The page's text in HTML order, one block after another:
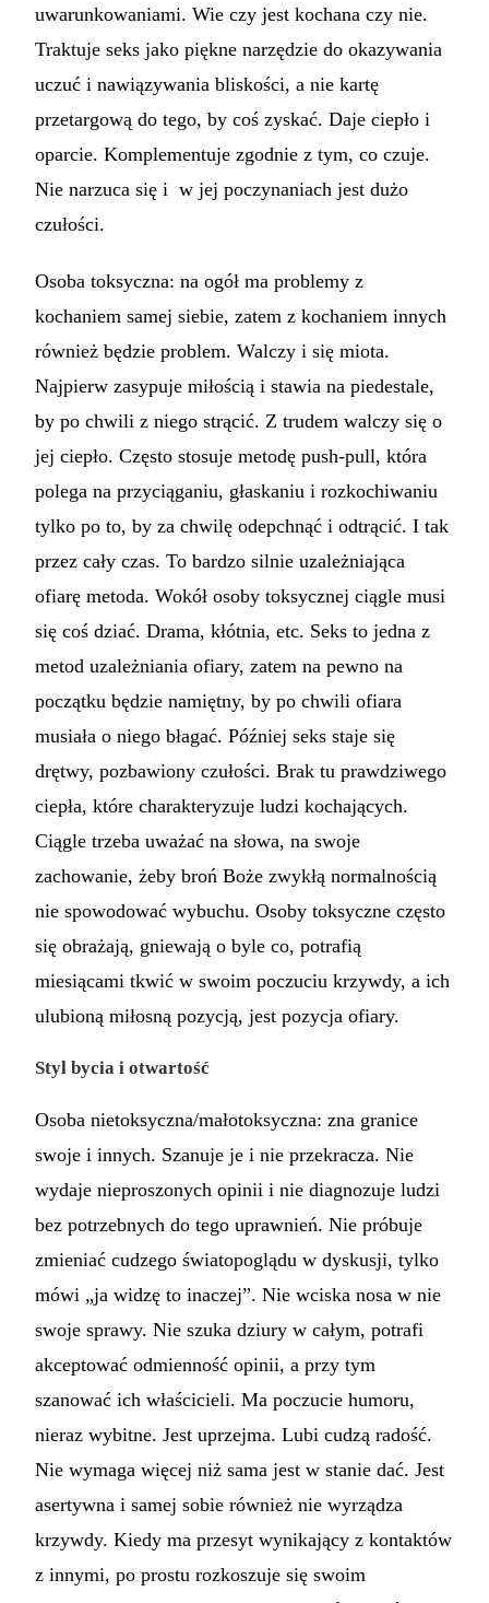
uwarunkowaniami. Wie czy jest kochana czy nie.
Traktuje seks jako piękne narzędzie do okazywania
uczuć i nawiązywania bliskości, a nie kartę
przetargową do tego, by coś zyskać. Daje ciepło i
oparcie. Komplementuje zgodnie z tym, co czuje.
Nie narzuca się i w jej poczynaniach jest dużo
czułości.
Osoba toksyczna: na ogół ma problemy z
kochaniem samej siebie, zatem z kochaniem innych
również będzie problem. Walczy i się miota.
Najpierw zasypuje miłością i stawia na piedestale,
by po chwili z niego strącić. Z trudem walczy się o
jej ciepło. Często stosuje metodę push-pull, która
polega na przyciąganiu, głaskaniu i rozkochiwaniu
tylko po to, by za chwilę odepchnąć i odtrącić. I tak
przez cały czas. To bardzo silnie uzależniająca
ofiarę metoda. Wokół osoby toksycznej ciągle musi
się coś dziać. Drama, kłótnia, etc. Seks to jedna z
metod uzależniania ofiary, zatem na pewno na
początku będzie namiętny, by po chwili ofiara
musiała o niego błagać. Później seks staje się
drętwy, pozbawiony czułości. Brak tu prawdziwego
ciepła, które charakteryzuje ludzi kochających.
Ciągle trzeba uważać na słowa, na swoje
zachowanie, żeby broń Boże zwykłą normalnością
nie spowodować wybuchu. Osoby toksyczne często
się obrażają, gniewają o byle co, potrafią
miesiącami tkwić w swoim poczuciu krzywdy, a ich
ulubioną miłosną pozycją, jest pozycja ofiary.
Styl bycia i otwartość
Osoba nietoksyczna/małotoksyczna: zna granice
swoje i innych. Szanuje je i nie przekracza. Nie
wydaje nieproszonych opinii i nie diagnozuje ludzi
bez potrzebnych do tego uprawnień. Nie próbuje
zmieniać cudzego światopoglądu w dyskusji, tylko
mówi „ja widzę to inaczej”. Nie wciska nosa w nie
swoje sprawy. Nie szuka dziury w całym, potrafi
akceptować odmienność opinii, a przy tym
szanować ich właścicieli. Ma poczucie humoru,
nieraz wybitne. Jest uprzejma. Lubi cudzą radość.
Nie wymaga więcej niż sama jest w stanie dać. Jest
asertywna i samej sobie również nie wyrządza
krzywdy. Kiedy ma przesyt wynikający z kontaktów
z innymi, po prostu rozkoszuje się swoim